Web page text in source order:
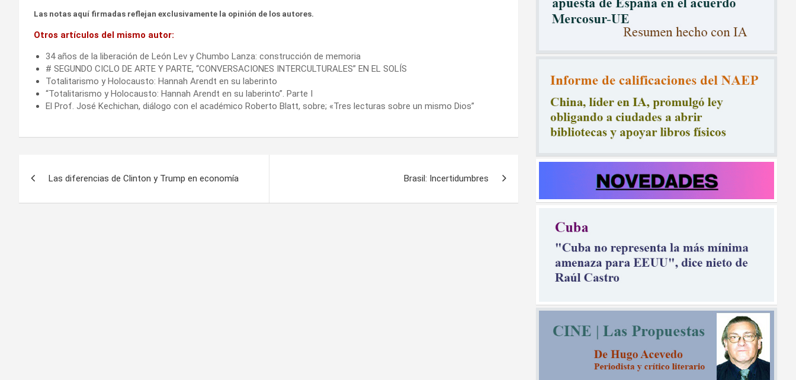
Las notas aquí firmadas reflejan exclusivamente la opinión de los autores.
Otros artículos del mismo autor:
34 años de la liberación de León Lev y Chumbo Lanza: construcción de memoria
# SEGUNDO CICLO DE ARTE Y PARTE, “CONVERSACIONES INTERCULTURALES” EN EL SOLÍS
Totalitarismo y Holocausto: Hannah Arendt en su laberinto
“Totalitarismo y Holocausto: Hannah Arendt en su laberinto”. Parte I
El Prof. José Kechichan, diálogo con el académico Roberto Blatt, sobre; «Tres lecturas sobre un mismo Dios”
Las diferencias de Clinton y Trump en economía Brasil: Incertidumbres